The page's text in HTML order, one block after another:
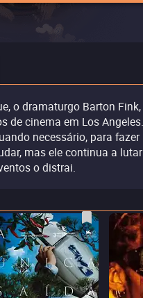
o dramaturgo Barton Fink,
de cinema em Los
necessário, para fazer
mas ele continua a lutar
o distrai.